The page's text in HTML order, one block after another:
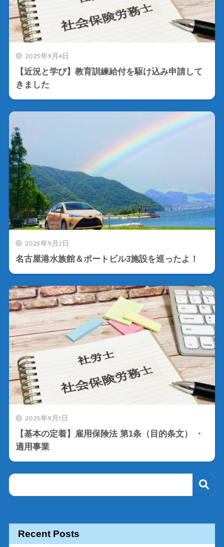
2025年9月4日
【近況と学び】教育訓練給付を駆け込み申請して
きました
2025年9月2日
名古屋港水族館＆ポートビル3施設を巡ったよ！
2025年9月1日
【基本の定着】雇用保険法 第1条（目的条文） ・
適用事業
Recent Posts